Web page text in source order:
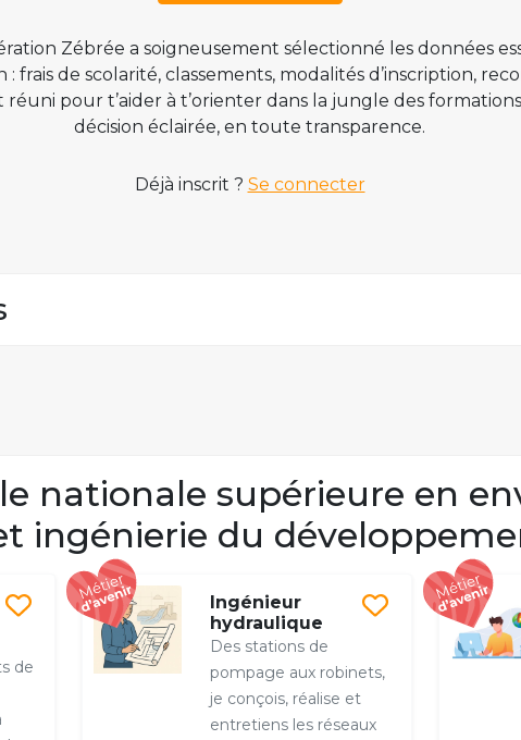
Zébrée a soigneusement sélectionné les données
frais de scolarité, classements, modalités d’inscription,
réuni pour t’aider à t’orienter dans la jungle des
décision éclairée, en toute transparence.
Déjà inscrit ? Se connecter
nationale supérieure en
ingénierie du
de
Ingénieur
hydraulique
Des stations de
pompage aux robinets,
je conçois, réalise et
entretiens les réseaux